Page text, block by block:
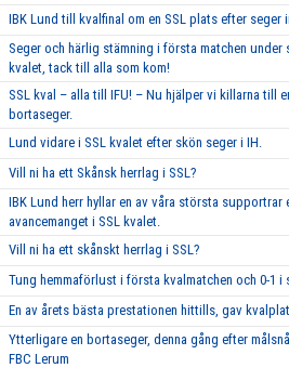
IBK Lund till kvalfinal om en SSL plats efter
Seger och härlig stämning i första matchen under
kvalet, tack till alla som kom!
SSL kval – alla till IFU! – Nu hjälper vi killarna till
bortaseger.
Lund vidare i SSL kvalet efter skön seger i IH.
Vill ni ha ett Skånsk herrlag i SSL?
IBK Lund herr hyllar en av våra största supportrar
avancemanget i SSL kvalet.
Vill ni ha ett skånskt herrlag i SSL?
Tung hemmaförlust i första kvalmatchen och 0-1 i
En av årets bästa prestationen hittills, gav
Ytterligare en bortaseger, denna gång efter
FBC Lerum